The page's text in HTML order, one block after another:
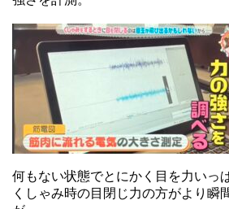
何もない状態でとにかく目を力いっ
くしゃみ時の目閉じ力の方がより瞬